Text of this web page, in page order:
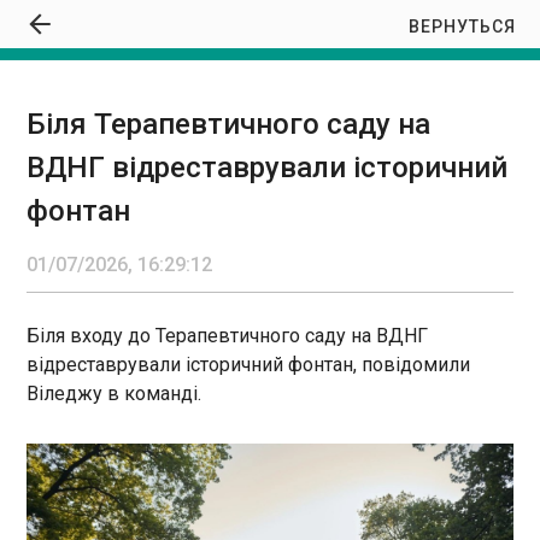
Біля Терапевтичного саду на ВДНГ
відреставрували історичний фонтан
16:29:12
ЧИТАТЬ
Мобілізація в Україні: кількість скарг на ТЦК
зросла у 300 разів
16:26:57
ВЕРНУТЬСЯ
Біля Терапевтичного саду на
ВДНГ відреставрували історичний
фонтан
01/07/2026, 16:29:12
Біля входу до Терапевтичного саду на ВДНГ
відреставрували історичний фонтан, повідомили
Віледжу в команді.